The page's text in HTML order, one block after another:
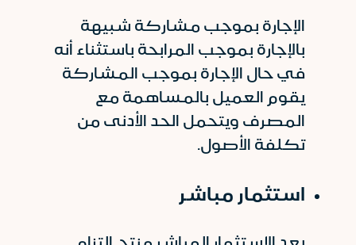
الإجارة بموجب مشاركة شبيهة
بالإجارة بموجب المرابحة باستثناء أنه
في حال الإجارة بموجب المشاركة
يقوم العميل بالمساهمة مع
المصرف ويتحمل الحد الأدنى من
تكلفة الأصول.
استثمار مباشر
يعد الاستثمار المباشر منتج التزام